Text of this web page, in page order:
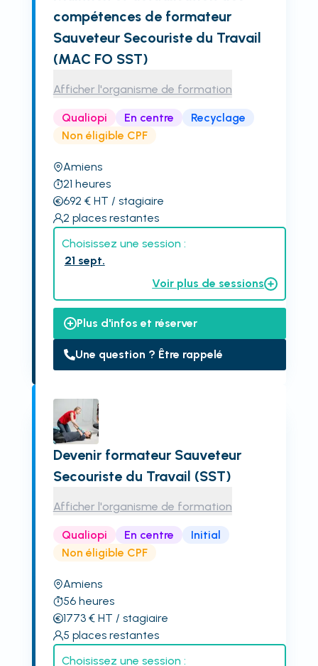
compétences de formateur
Sauveteur Secouriste du Travail
(MAC FO SST)
Afficher l'organisme de formation
Qualiopi En centre
Recyclage
Non éligible CPF
Amiens
21 heures
692 € HT / stagiaire
2 places restantes
Choisissez une session :
21 sept.
Voir plus de sessions
Plus d'infos et réserver
Une question ? Être rappelé
Devenir formateur Sauveteur
Secouriste du Travail (SST)
Afficher l'organisme de formation
Qualiopi En centre
Initial
Non éligible CPF
Amiens
56 heures
1773€ HT / stagiaire
5 places restantes
Choisissez une session :